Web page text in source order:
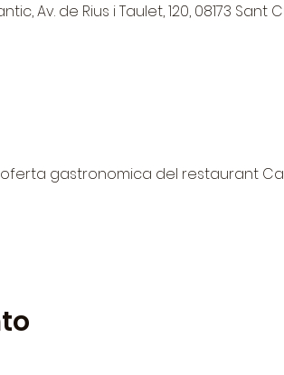
Av. de Rius i Taulet, 120, 08173 Sant
gastronomica del restaurant